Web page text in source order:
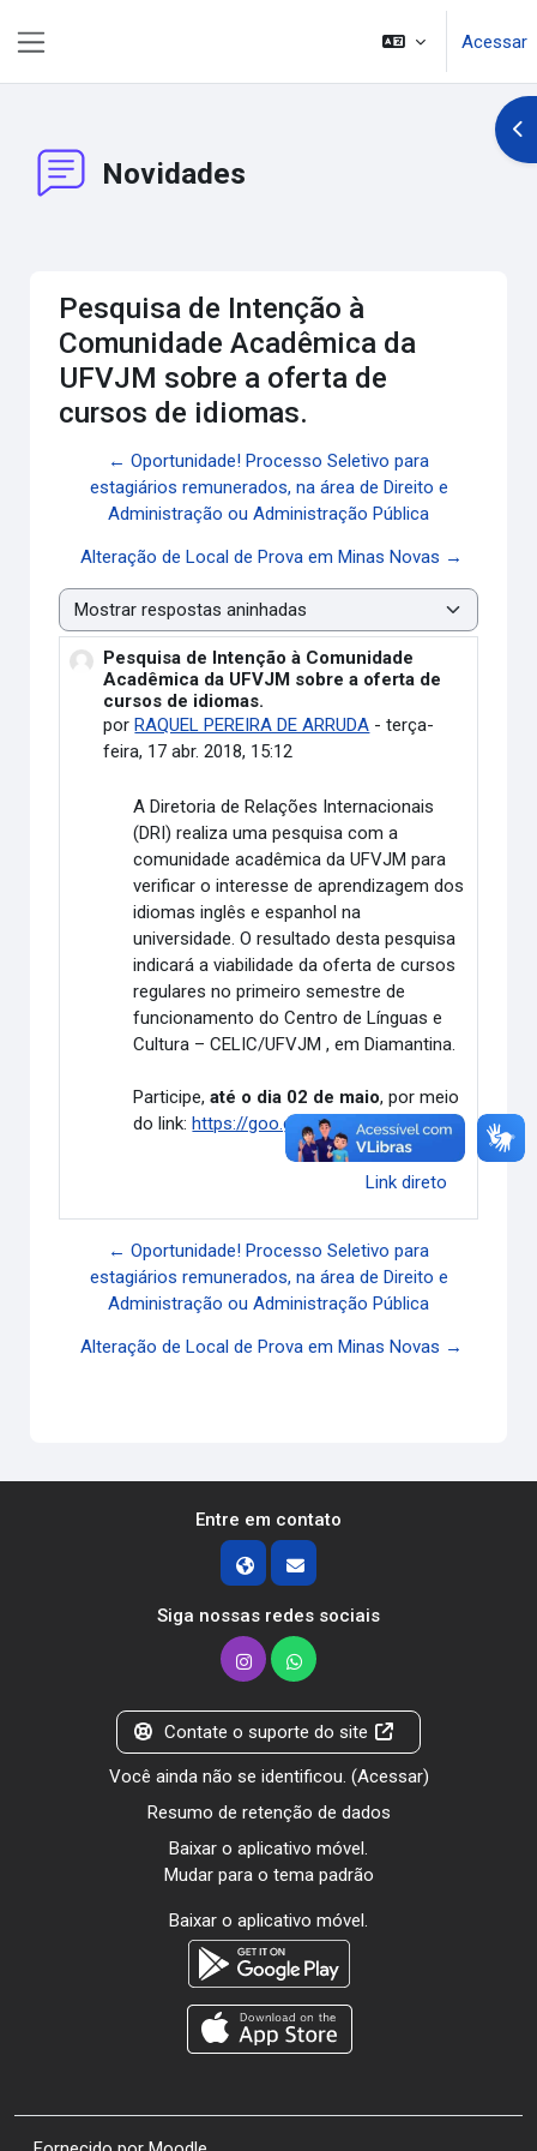
Acessar
Novidades
Pesquisa de Intenção à
Comunidade Acadêmica da
UFVJM sobre a oferta de
cursos de idiomas.
← Oportunidade! Processo Seletivo para
estagiários remunerados, na área de Direito e
Administração ou Administração Pública
Alteração de Local de Prova em Minas Novas →
Modo de visualização
Pesquisa de Intenção à Comunidade
Acadêmica da UFVJM sobre a oferta de
cursos de idiomas.
porRAQUEL PEREIRA DE ARRUDA -terça-
feira, 17 abr. 2018, 15:12
Número de respostas: 0
A Diretoria de Relações Internacionais
(DRI) realiza uma pesquisa com a
comunidade acadêmica da UFVJM para
verificar o interesse de aprendizagem dos
idiomas inglês e espanhol na
universidade. O resultado desta pesquisa
indicará a viabilidade da oferta de cursos
regulares no primeiro semestre de
funcionamento do Centro de Línguas e
Cultura – CELIC/UFVJM , em Diamantina.
Participe,até o dia 02 de maio, por meio
do link:https://goo.gl/MNFPuC.
Link direto
← Oportunidade! Processo Seletivo para
estagiários remunerados, na área de Direito e
Administração ou Administração Pública
Alteração de Local de Prova em Minas Novas →
Entre em contato
Siga nossas redes sociais
Contate o suporte do site
Você ainda não se identificou. (Acessar)
Resumo de retenção de dados
Baixar o aplicativo móvel.
Mudar para o tema padrão
Baixar o aplicativo móvel.